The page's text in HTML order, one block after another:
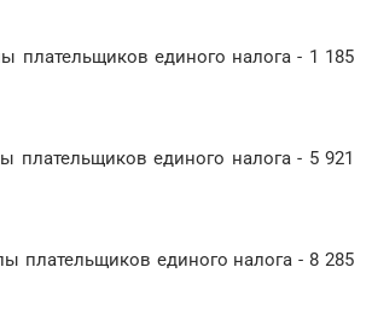
плательщиков единого налога - 1 185
плательщиков единого налога - 5 921
плательщиков единого налога - 8 285